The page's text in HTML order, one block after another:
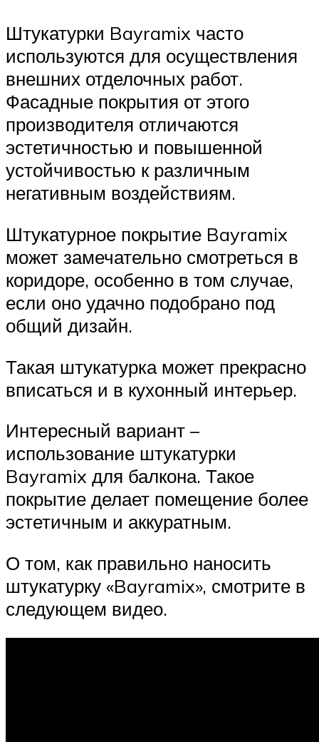
Штукатурки Bayramix часто
используются для осуществления
внешних отделочных работ.
Фасадные покрытия от этого
производителя отличаются
эстетичностью и повышенной
устойчивостью к различным
негативным воздействиям.
Штукатурное покрытие Bayramix
может замечательно смотреться в
коридоре, особенно в том случае,
если оно удачно подобрано под
общий дизайн.
Такая штукатурка может прекрасно
вписаться и в кухонный интерьер.
Интересный вариант –
использование штукатурки
Bayramix для балкона. Такое
покрытие делает помещение более
эстетичным и аккуратным.
О том, как правильно наносить
штукатурку «Bayramix», смотрите в
следующем видео.